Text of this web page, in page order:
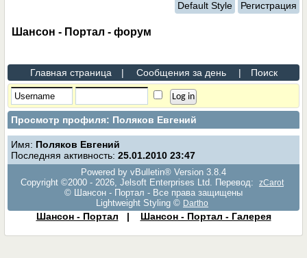
Default Style Регистрация
Шансон - Портал - форум
Главная страница | Сообщения за день | Поиск
Просмотр профиля: Поляков Евгений
Имя: Поляков Евгений
Последняя активность: 25.01.201023:47
Powered by vBulletin® Version 3.8.4
Copyright ©2000 - 2026, Jelsoft Enterprises Ltd. Перевод:
zCarot
© Шансон - Портал - Все права защищены
Lightweight Styling © Dartho
Шансон - Портал | Шансон - Портал - Галерея